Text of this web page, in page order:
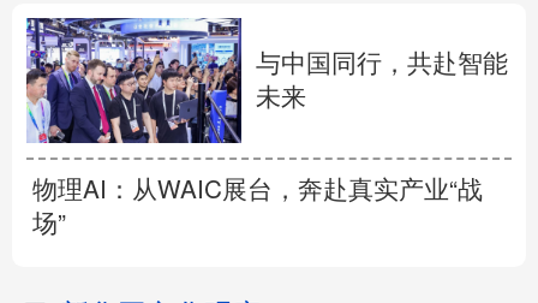
与中国同行，共赴智能
未来
物理AI：从WAIC展台，奔赴真实产业“战
场”